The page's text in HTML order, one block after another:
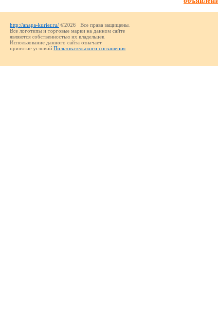
http://anapa-kurier.ru/ ©2026 Все права защищены.
Все логотипы и торговые марки на данном сайте
являются собственностью их владельцев.
Использование данного сайта означает
принятие условий Пользовательского соглашения